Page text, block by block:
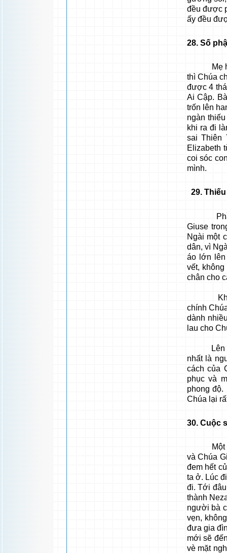
đều được
ấy đều
28. Số
Mẹ hỏi
thì Chúa
được 4
Ai Cập.
trốn lên
ngàn
khi ra đi
sai Thiên
Elizabeth
coi sóc
mình.
29.
Phần
Giuse
Ngài một
dân, vì
áo lớn lên
vết,
chân cho
Khi
chính
dành
lau cho
Lên 6
nhất là
cách của
phục và
phong
Chúa lại
30. Cuộc
Một
và Chúa
đem hết
ta ở. Lúc
đi. Tới
thành
người bà
vẹn,
đưa gia
mới sẽ
vè mặt